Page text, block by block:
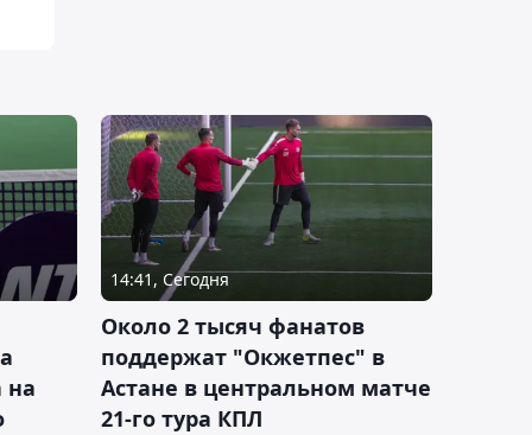
на
14:41, Сегодня
Около 2 тысяч фанатов
поддержат "Окжетпес" в
Астане в центральном матче
21-го тура КПЛ